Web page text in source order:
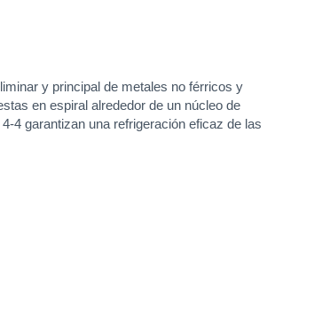
y principal de metales no férricos y
en espiral alrededor de un núcleo de
4 garantizan una refrigeración eficaz de las